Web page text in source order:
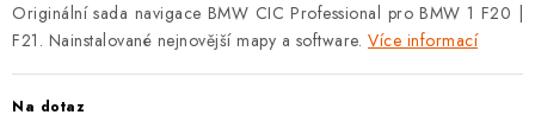
ŠKODA
Originální sada navigace BMW CIC Professional pro BMW 1 F20 |
F21. Nainstalované nejnovější mapy a software. Více informací
Na dotaz